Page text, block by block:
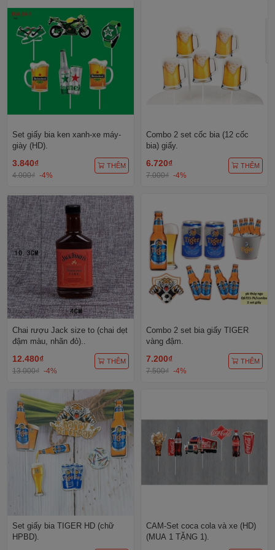
Set giấy bia ken xanh-xe máy-
giày (HD).
3.840₫
4.000₫ -4%
THÊM
Combo 2 set cốc bia (12 cốc
bia) giấy.
6.720₫
7.000₫ -4%
THÊM
Chai rượu Jack size to (chai dẹt
đậm màu, nhãn đỏ)..
12.480₫
13.000₫ -4%
THÊM
Combo 2 set bia giấy TIGER
vàng đậm.
7.200₫
7.500₫ -4%
THÊM
Set giấy bia TIGER HD (chữ
HPBD).
CAM-Set coca cola và xe (HD)
(MUA 1 TẶNG 1).